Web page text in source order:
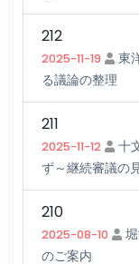
212
2025-11-19 東
る議論の整理
211
2025-11-12 十
ず～継続審議の
210
2025-08-10
のご案内